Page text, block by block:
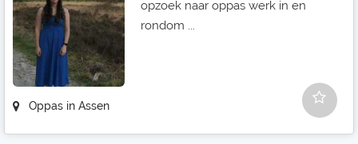
Oppas in Assen
opzoek naar oppas werk in en
rondom ...